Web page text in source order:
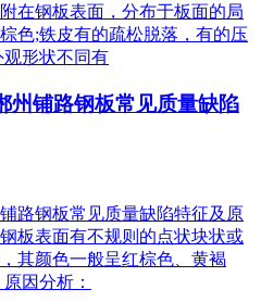
在钢板表面，分布于板面的局
色;铁皮有的疏松脱落，有的压
观形状不同有
州铺路钢板常见质量缺陷
路钢板常见质量缺陷特征及原
板表面有不规则的点状块状或
其颜色一般呈红棕色、黄褐
因分析：